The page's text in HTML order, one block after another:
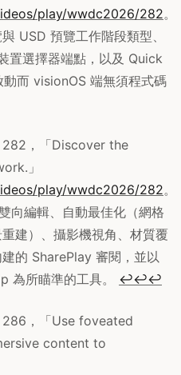
play/wwdc2026/282。
USD 預覽工作階段類型、
選擇器端點，以及 Quick
而 visionOS 端無須程式碼
，「Discover the
」
play/wwdc2026/282。
向編輯、自動最佳化（網格
建）、攝影機視角、材質覆
的 SharePlay 審閱，並以
為所瞄準的工具。 ↩↩↩
，「Use foveated
content to